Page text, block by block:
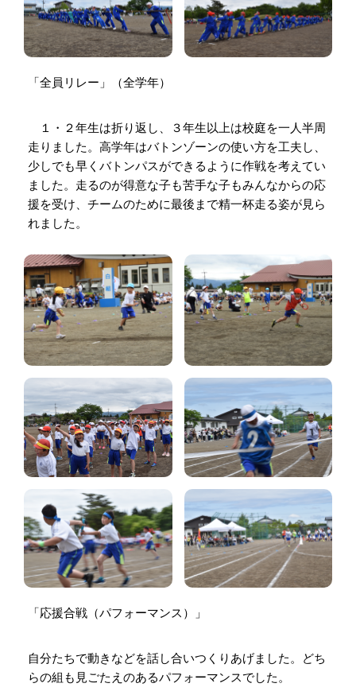
「全員リレー」（全学年）
１・２年生は折り返し、３年生以上は校庭を一人半周
走りました。高学年はバトンゾーンの使い方を工夫し、
少しでも早くバトンパスができるように作戦を考えてい
ました。走るのが得意な子も苦手な子もみんなからの応
援を受け、チームのために最後まで精一杯走る姿が見ら
れました。
「応援合戦（パフォーマンス）」
自分たちで動きなどを話し合いつくりあげました。どち
らの組も見ごたえのあるパフォーマンスでした。